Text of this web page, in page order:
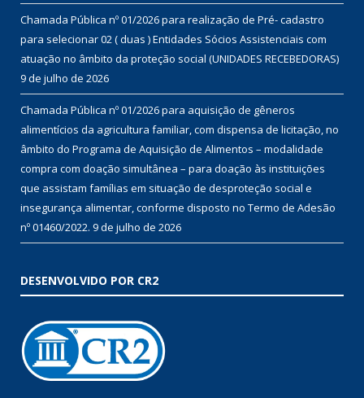
Chamada Pública nº 01/2026 para realização de Pré- cadastro
para selecionar 02 ( duas ) Entidades Sócios Assistenciais com
atuação no âmbito da proteção social (UNIDADES RECEBEDORAS)
9 de julho de 2026
Chamada Pública nº 01/2026 para aquisição de gêneros
alimentícios da agricultura familiar, com dispensa de licitação, no
âmbito do Programa de Aquisição de Alimentos – modalidade
compra com doação simultânea – para doação às instituições
que assistam famílias em situação de desproteção social e
insegurança alimentar, conforme disposto no Termo de Adesão
nº 01460/2022. 9 de julho de 2026
DESENVOLVIDO POR CR2